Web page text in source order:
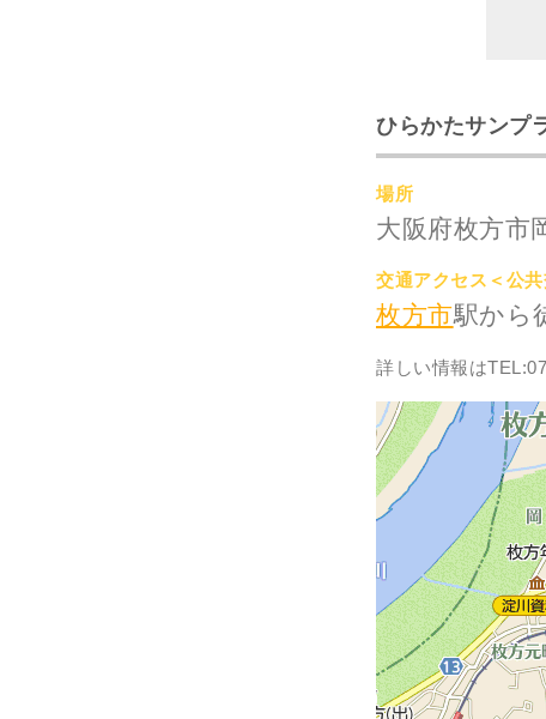
ひらかたサンプ
場所
大阪府枚方市
交通アクセス＜公共
枚方市駅から
詳しい情報は